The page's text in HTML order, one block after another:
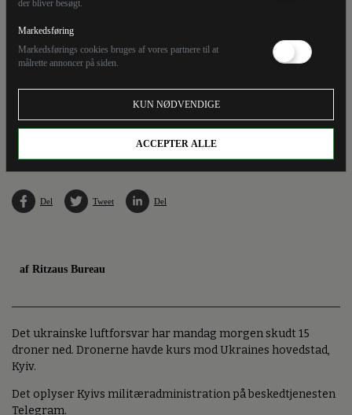
der bliver besøgt.
Markedsføring
Markedsførings cookies bruges af vores partnere til at
målrette annoncer på siden.
KUN NØDVENDIGE
ACCEPTER ALLE
Angreb mod Kyiv fredag førte til strømafbrydelser. Billedet er fra lørdag, hvor dele af
Del Tweet Del
af Ritzaus Bureau
Det ukrainske luftforsvar har mandag morgen skudt 15
droner ned. Dronerne havde kurs mod Ukraines hovedstad,
Kyiv.
Det oplyser Kyivs militæradministration på beskedtjenesten
Telegram.